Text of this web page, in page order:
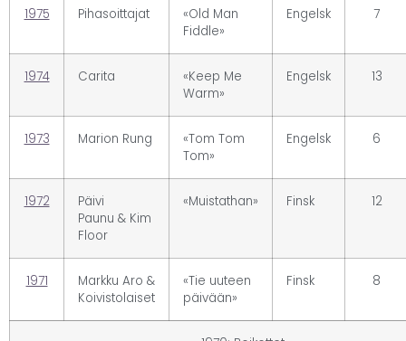
1975 Pihasoittajat
«Old Man
Fiddle»
Engelsk 7
1974 Carita
«Keep Me
Warm»
Engelsk 13
1973 Marion Rung
«Tom Tom
Tom»
Engelsk 6
1972
Päivi
Paunu & Kim
Floor
«Muistathan» Finsk 12
1971
Markku Aro &
Koivistolaiset
«Tie uuteen
päivään»
Finsk 8